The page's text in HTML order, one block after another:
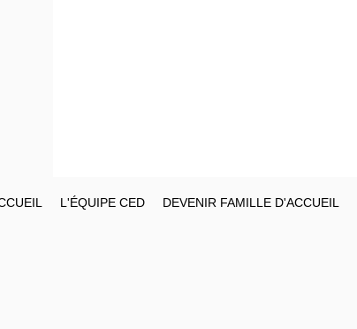
L'ÉQUIPE CED DEVENIR FAMILLE D'ACCUEIL